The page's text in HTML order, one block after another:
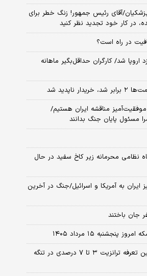
آقای رئیس جمهور! زنگ خطر برای
در کار خود تجدید نظر کنید
در راه است؟
شد/ کارگران حداقل‌بگیر ماهانه
شد
مناقشه ایران هستیم/
مسئول پایان جنگ بدانند
نظامی محرمانه زیر کاخ سفید در حال
ایران به آمریکا و اسرائیل/جنگ در آخرین
۱۵ مرداد ۱۴۰۵
رویترز: ایران و عمان برای تعیین تعرفه ترانزیت ۳ تا ۷ درصدی در تنگه